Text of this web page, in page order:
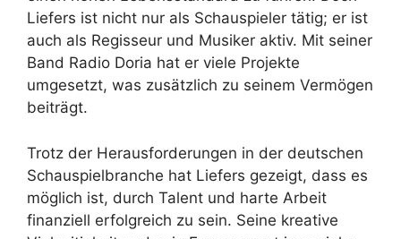
Liefers ist nicht nur als Schauspieler tätig; er ist
auch als Regisseur und Musiker aktiv. Mit seiner
Band Radio Doria hat er viele Projekte
umgesetzt, was zusätzlich zu seinem Vermögen
beiträgt.
Trotz der Herausforderungen in der deutschen
Schauspielbranche hat Liefers gezeigt, dass es
möglich ist, durch Talent und harte Arbeit
finanziell erfolgreich zu sein. Seine kreative